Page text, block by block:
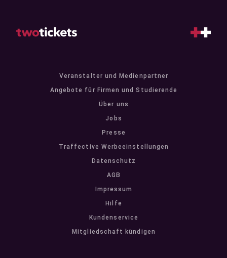
Veranstalter und Medienpartner
Angebote für Firmen und Studierende
Über uns
Jobs
Presse
Traffective Werbeeinstellungen
Datenschutz
AGB
Impressum
Hilfe
Kundenservice
Mitgliedschaft kündigen